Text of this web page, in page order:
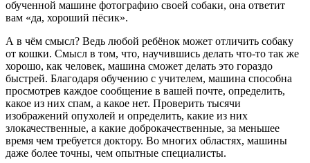
обученной машине фотографию своей собаки, она ответит
вам «да, хороший пёсик».
А в чём смысл? Ведь любой ребёнок может отличить собаку
от кошки. Смысл в том, что, научившись делать что-то так же
хорошо, как человек, машина сможет делать это гораздо
быстрей. Благодаря обучению с учителем, машина способна
просмотрев каждое сообщение в вашей почте, определить,
какое из них спам, а какое нет. Проверить тысячи
изображений опухолей и определить, какие из них
злокачественные, а какие доброкачественные, за меньшее
время чем требуется доктору. Во многих областях, машины
даже более точны, чем опытные специалисты.